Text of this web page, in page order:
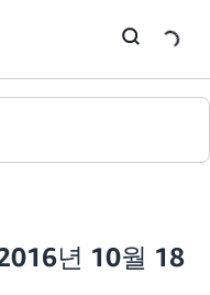
년 10월 18